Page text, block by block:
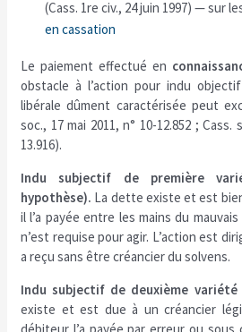
(Cass. 1re civ., 24 juin 1997) — sur
en cassation
Le paiement effectué en
obstacle à l’action pour indu
libérale dûment caractérisée peut
soc., 17 mai 2011, n° 10-12.852 ; Cass.
13.916).
Indu subjectif de première
hypothèse). La dette existe et est
il l’a payée entre les mains du
n’est requise pour agir. L’action est
a reçu sans être créancier du solvens.
Indu subjectif de deuxième
existe et est due à un créancier